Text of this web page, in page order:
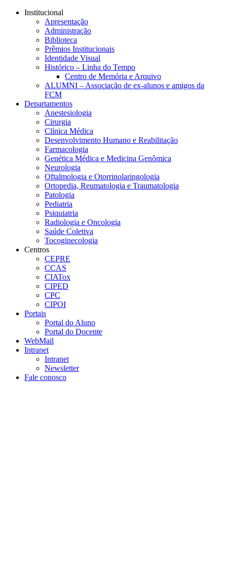
Conteúdo principal
Institucional
Apresentação
Administração
Biblioteca
Prêmios Institucionais
Identidade Visual
Histórico – Linha do Tempo
Centro de Memória e Arquivo
ALUMNI – Associação de ex-alunos e amigos da
FCM
Departamentos
Anestesiologia
Cirurgia
Clínica Médica
Desenvolvimento Humano e Reabilitação
Farmacologia
Genética Médica e Medicina Genômica
Neurologia
Oftalmologia e Otorrinolaringologia
Ortopedia, Reumatologia e Traumatologia
Patologia
Pediatria
Psiquiatria
Radiologia e Oncologia
Saúde Coletiva
Tocoginecologia
Centros
CEPRE
CCAS
CIATox
CIPED
CPC
CIPOI
Portais
Portal do Aluno
Portal do Docente
WebMail
Intranet
Intranet
Newsletter
Fale conosco